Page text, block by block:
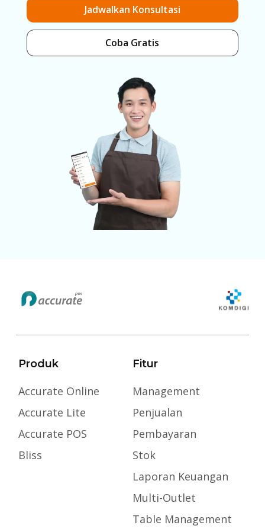
Jadwalkan Konsultasi
Coba Gratis
Produk
Accurate Online
Accurate Lite
Accurate POS
Bliss
Fitur
Management
Penjualan
Pembayaran
Stok
Laporan Keuangan
Multi-Outlet
Table Management